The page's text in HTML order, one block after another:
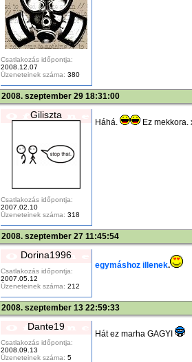
Csatlakozás időpontja:
2008.12.07
Üzeneteinek száma: 380
2008. szeptember 29 18:31:00
Giliszta
Csatlakozás időpontja:
2007.02.10
Üzeneteinek száma: 318
Háhá. Ez mekkora.
2008. szeptember 27 11:45:54
Dorina1996
Csatlakozás időpontja:
2007.05.12
Üzeneteinek száma: 212
egymáshoz illenek.
2008. szeptember 13 22:59:33
Dante19
Csatlakozás időpontja:
2008.09.13
Üzeneteinek száma: 5
Hát ez marha GAGYI